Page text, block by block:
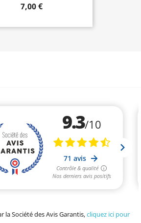
7,00 €
la Société des Avis Garantis,cliquez ici pour